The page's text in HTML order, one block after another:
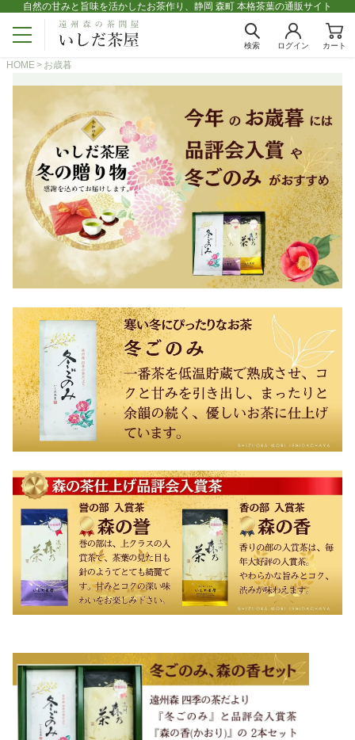
自然の甘みと旨味を活かしたお茶作り、静岡 森町 本格茶葉の通販サイト
検索 ログイン カート
HOME お歳暮